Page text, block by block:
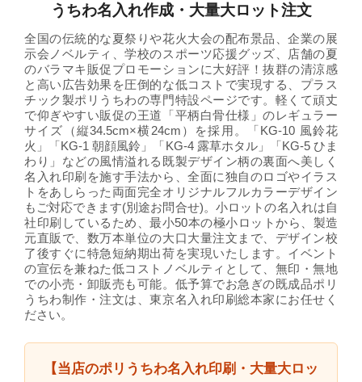
うちわ名入れ作成・大量大ロット注文
全国の伝統的な夏祭りや花火大会の配布景品、企業の展
示会ノベルティ、学校のスポーツ応援グッズ、店舗の夏
のバラマキ販促プロモーションに大好評！抜群の清涼感
と高い広告効果を圧倒的な低コストで実現する、プラス
チック製ポリうちわの専門特設ページです。軽くて頑丈
で仰ぎやすい販促の王道「平柄白骨仕様」のレギュラー
サイズ（縦34.5cm×横24cm）を採用。「KG-10 風鈴花
火」「KG-1 朝顔風鈴」「KG-4 露草ホタル」「KG-5 ひま
わり」などの風情溢れる既製デザイン柄の裏面へ美しく
名入れ印刷を施す手法から、全面に独自のロゴやイラス
トをあしらった両面完全オリジナルフルカラーデザイン
もご対応できます(別途お問合せ)。小ロットの名入れは自
社印刷しているため、最小50本の極小ロットから、製造
元直販で、数万本単位の大口大量注文まで、デザイン校
了後すぐに特急短納期出荷を実現いたします。イベント
の宣伝を兼ねた低コストノベルティとして、無印・無地
での小売・卸販売も可能。低予算でお急ぎの既成品ポリ
うちわ制作・注文は、東京名入れ印刷総本家にお任せく
ださい。
【当店のポリうちわ名入れ印刷・大量大ロッ